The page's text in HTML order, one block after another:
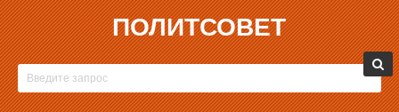
ПОЛИТСОВЕТ
05.02.2015, 13:06
СВЕРДЛОВСКАЯ ОБЛАСТЬ ВЫШЛА В ЛИДЕРЫ
ПО ДАВЛЕНИЮ НА ИНТЕРНЕТ